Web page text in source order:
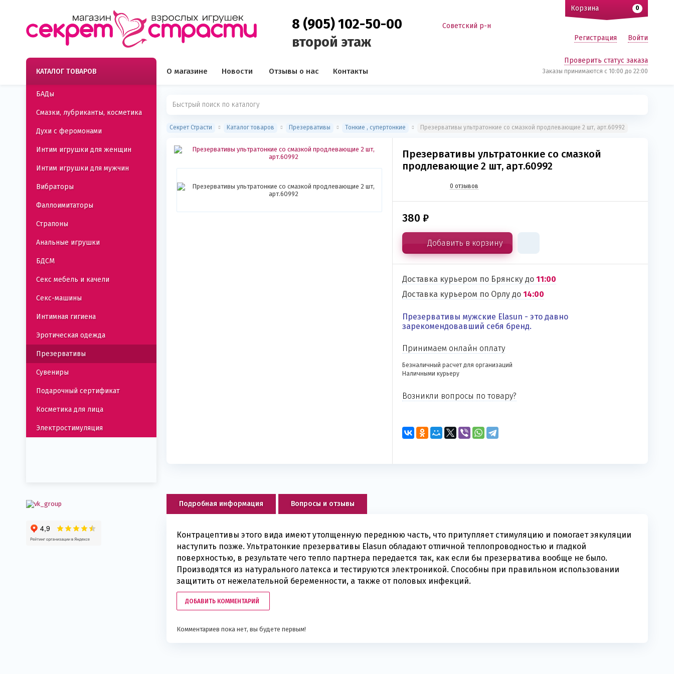
8 (905) 102-50-00
второй этаж
Советский р-н
Регистрация
Войти
КАТАЛОГ ТОВАРОВ О магазине Новости Отзывы о нас Контакты
Проверить статус заказа
Заказы принимаются c 10:00 до 22:00
БАДы
Смазки, лубриканты, косметика
Духи с феромонами
Интим игрушки для женщин
Интим игрушки для мужчин
Вибраторы
Фаллоимитаторы
Страпоны
Анальные игрушки
БДСМ
Секс мебель и качели
Секс-машины
Интимная гигиена
Эротическая одежда
Презервативы
Сувениры
Подарочный сертификат
Косметика для лица
Электростимуляция
Секрет Страсти Каталог товаров Презервативы Тонкие , супертонкие Презервативы ультратонкие со смазкой продлевающие 2 шт, арт.60992
Презервативы ультратонкие со смазкой
продлевающие 2 шт, арт.60992
0 отзывов
380 ₽
Добавить в корзину
Доставка курьером по Брянску до 11:00
Доставка курьером по Орлу до 14:00
Презервативы мужские Elasun - этo давно
зарекомендовавший ceбя бренд.
Принимаем онлайн оплату
Безналичный расчет для организаций
Наличными курьеру
Возникли вопросы по товару?
Подробная информация Вопросы и отзывы
Контрацептивы этого вида имеют утолщенную переднюю часть, что притупляет стимуляцию и помогает эякуляции
наступить позже. Ультратонкие презервативы Elasun обладают отличной теплопроводностью и гладкой
поверхностью, в результате чего тепло партнера передается так, как если бы презерватива вообще не было.
Производятся из натурального латекса и тестируются электроникой. Способны при правильном использовании
защитить от нежелательной беременности, а также от половых инфекций.
ДОБАВИТЬ КОММЕНТАРИЙ
Комментариев пока нет, вы будете первым!
Корзина 0